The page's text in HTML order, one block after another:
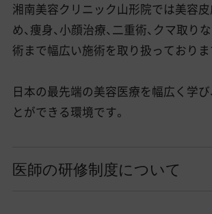
湘南美容クリニック山形院では美容
め、痩身、小顔治療、二重術、クマ取り
術まで幅広い施術を取り扱っておりま
日本の最先端の美容医療を幅広く学び
とができる環境です。
医師の研修制度について